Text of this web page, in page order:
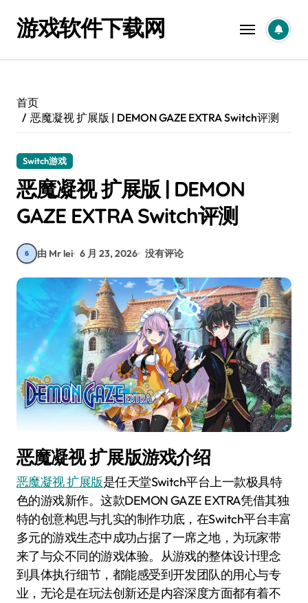
游戏软件下载网
首页
恶魔凝视 扩展版 | DEMON GAZE EXTRA Switch评测
Switch游戏
恶魔凝视 扩展版 | DEMON
GAZE EXTRA Switch评测
由 Mr lei 6 月 23, 2026 没有评论
恶魔凝视 扩展版游戏介绍
恶魔凝视 扩展版是任天堂Switch平台上一款极具特
色的游戏新作。这款DEMON GAZE EXTRA凭借其独
特的创意构思与扎实的制作功底，在Switch平台丰富
多元的游戏生态中成功占据了一席之地，为玩家带
来了与众不同的游戏体验。从游戏的整体设计理念
到具体执行细节，都能感受到开发团队的用心与专
业，无论是在玩法创新还是内容深度方面都有着不